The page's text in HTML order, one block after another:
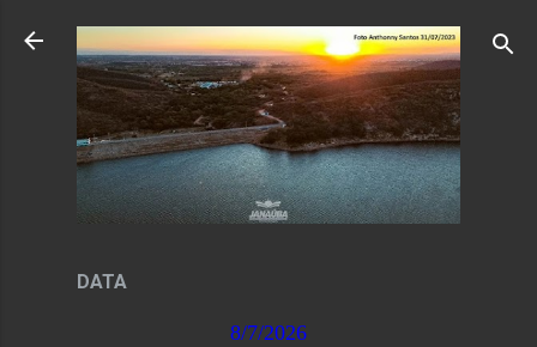
Pular para o conteúdo principal
DATA
8/7/2026